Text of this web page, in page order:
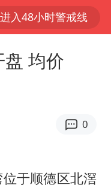
入48小时警戒线
价格150.80元/股
受10万获刑1年
价一箱上涨近百元
贵州轮胎子公司获美国退税8136万
均价
0
于顺德区北滘